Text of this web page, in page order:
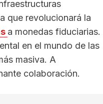
que revolucionará la
a monedas fiduciarias.
en el mundo de las
masiva. A
colaboración.